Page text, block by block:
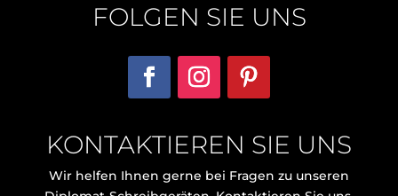
FOLGEN SIE UNS
KONTAKTIEREN SIE UNS
Wir helfen Ihnen gerne bei Fragen zu unseren